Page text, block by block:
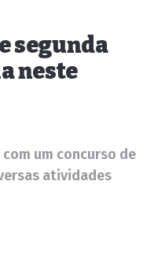
segunda
neste
um concurso de
atividades